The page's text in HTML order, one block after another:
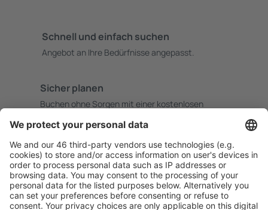
Schnell und einfach suchen
Angebot an Ihre Bedürfnisse angepasst.
Sicher planen
Buchen ohne Sorgen mit einer kostenlosen
Mehr sparen
Attraktive Preise und Spezialangebote für eingeloggte
Benutzer.
Unterkünfte, die Sie mögen